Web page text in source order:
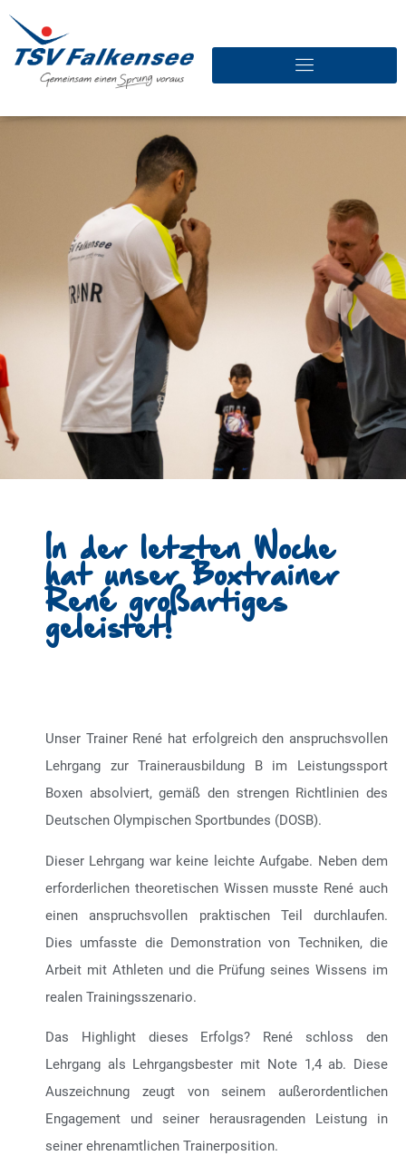
In der letzten Woche
hat unser Boxtrainer
René großartiges
geleistet!
Unser Trainer René hat erfolgreich den anspruchsvollen
Lehrgang zur Trainerausbildung B im Leistungssport
Boxen absolviert, gemäß den strengen Richtlinien des
Deutschen Olympischen Sportbundes (DOSB).
Dieser Lehrgang war keine leichte Aufgabe. Neben dem
erforderlichen theoretischen Wissen musste René auch
einen anspruchsvollen praktischen Teil durchlaufen.
Dies umfasste die Demonstration von Techniken, die
Arbeit mit Athleten und die Prüfung seines Wissens im
realen Trainingsszenario.
Das Highlight dieses Erfolgs? René schloss den
Lehrgang als Lehrgangsbester mit Note 1,4 ab. Diese
Auszeichnung zeugt von seinem außerordentlichen
Engagement und seiner herausragenden Leistung in
seiner ehrenamtlichen Trainerposition.